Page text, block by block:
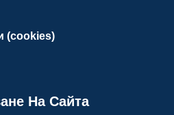
(cookies)
На Сайта